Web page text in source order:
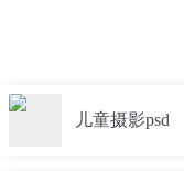
儿童摄影psd